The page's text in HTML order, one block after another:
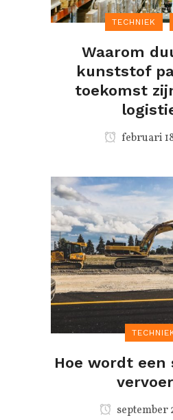
TECHNIEK
Waarom
kunststof
toekomst
februari
Hoe wordt
september